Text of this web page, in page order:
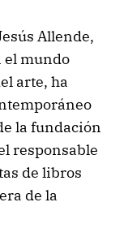
Allende,
el mundo
arte, ha
la fundación
responsable
de libros
de la